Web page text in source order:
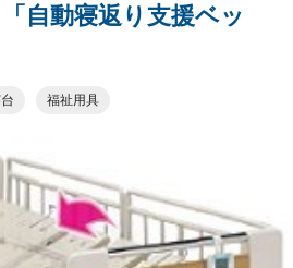
自動寝返り支援ベッ
福祉用具